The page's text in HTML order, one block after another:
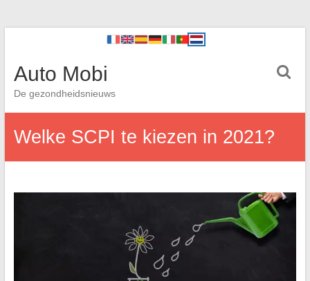
Auto Mobi
De gezondheidsnieuws
Welke SCPI te kiezen in 2021?